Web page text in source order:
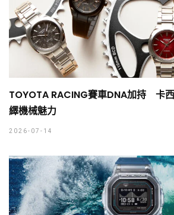
TOYOTA RACING賽車DNA加持 卡
繹機械魅力
2026-07-14